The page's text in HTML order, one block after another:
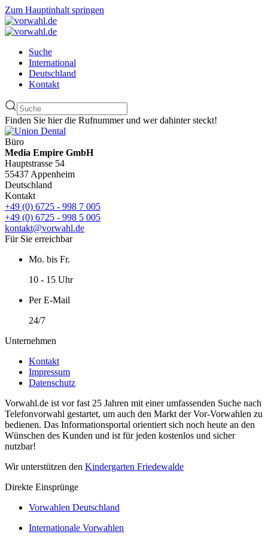
Zum Hauptinhalt springen
Suche
International
Deutschland
Kontakt
Finden Sie hier die Rufnummer und wer dahinter steckt!
Büro
Media Empire GmbH
Hauptstrasse 54
55437 Appenheim
Deutschland
Kontakt
+49 (0) 6725 - 998 7 005
+49 (0) 6725 - 998 5 005
kontakt@vorwahl.de
Für Sie erreichbar
Mo. bis Fr.
10 - 15 Uhr
Per E-Mail
24/7
Unternehmen
Kontakt
Impressum
Datenschutz
Vorwahl.de ist vor fast 25 Jahren mit einer umfassenden Suche nach
Telefonvorwahl gestartet, um auch den Markt der Vor-Vorwahlen zu
bedienen. Das Informationsportal orientiert sich noch heute an den
Wünschen des Kunden und ist für jeden kostenlos und sicher
nutzbar!
Wir unterstützen den Kindergarten Friedewalde
Direkte Einsprünge
Vorwahlen Deutschland
Internationale Vorwahlen